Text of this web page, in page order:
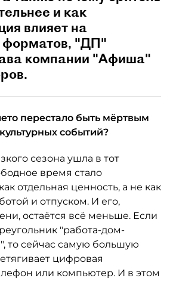
и как
влияет на
форматов, "ДП"
компании "Афиша"
перестало быть мёртвым
событий?
сезона ушла в тот
время стало
отдельная ценность, а не как
и отпуском. И его,
остаётся всё меньше. Если
"работа-дом-
то сейчас самую большую
цифровая
или компьютер. И в этом